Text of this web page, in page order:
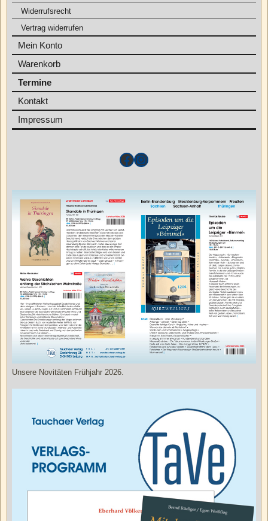
Widerrufsrecht
Vertrag widerrufen
Mein Konto
Warenkorb
Termine
Kontakt
Impressum
Unsere Novitäten Frühjahr 2026.